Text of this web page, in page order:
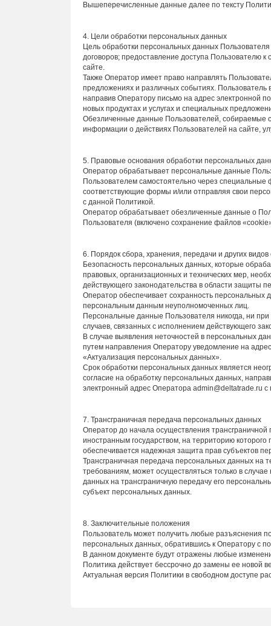
Вышеперечисленные данные далее по тексту
4. Цели обработки персональных данных
Цель обработки персональных данных
договоров; предоставление доступа Пользователю
сайте.
Также Оператор имеет право направлять
предложениях и различных событиях.
направив Оператору письмо на адрес электронной
новых продуктах и услугах и специальных
Обезличенные данные Пользователей, собираемые
информации о действиях Пользователей на сайте,
5. Правовые основания обработки персональных
Оператор обрабатывает персональные данные
Пользователем самостоятельно через
соответствующие формы и/или отправляя свои
с данной Политикой.
Оператор обрабатывает обезличенные данные о
Пользователя (включено сохранение файлов
6. Порядок сбора, хранения, передачи и других
Безопасность персональных данных, которые
правовых, организационных и технических мер,
действующего законодательства в области защиты
Оператор обеспечивает сохранность
персональным данным неуполномоченных лиц.
Персональные данные Пользователя никогда, ни
случаев, связанных с исполнением действующего
В случае выявления неточностей в персональных
путем направления Оператору уведомление на
«Актуализация персональных данных».
Срок обработки персональных данных является
согласие на обработку персональных данных,
электронный адрес Оператора admin@deltatrade.ru
7. Трансграничная передача персональных данных
Оператор до начала осуществления
иностранным государством, на территорию
обеспечивается надежная защита прав субъектов
Трансграничная передача персональных данных на
требованиям, может осуществляться только в
данных на трансграничную передачу его
субъект персональных данных.
8. Заключительные положения
Пользователь может получить любые разъяснения
персональных данных, обратившись к Оператору с
В данном документе будут отражены любые
Политика действует бессрочно до замены ее новой
Актуальная версия Политики в свободном доступе